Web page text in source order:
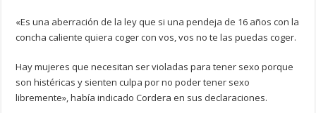
«Es una aberración de la ley que si una pendeja de 16 años con la
concha caliente quiera coger con vos, vos no te las puedas coger.
Hay mujeres que necesitan ser violadas para tener sexo porque
son histéricas y sienten culpa por no poder tener sexo
libremente», había indicado Cordera en sus declaraciones.